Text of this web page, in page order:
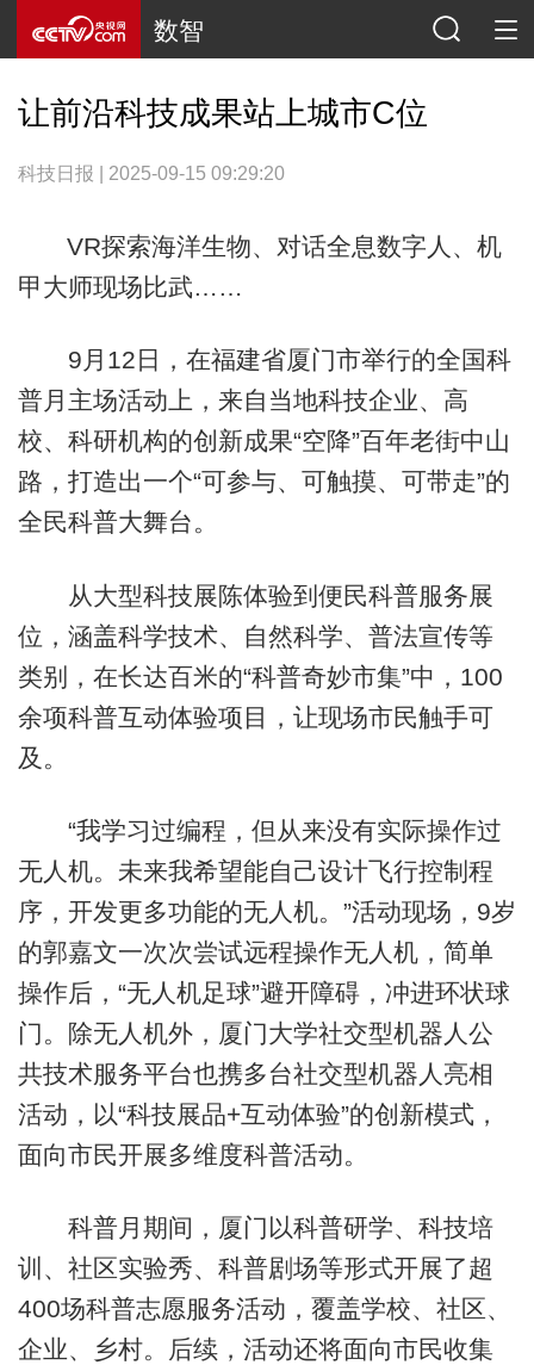
数智
让前沿科技成果站上城市C位
科技日报 | 2025-09-15 09:29:20
VR探索海洋生物、对话全息数字人、机
甲大师现场比武……
9月12日，在福建省厦门市举行的全国科
普月主场活动上，来自当地科技企业、高
校、科研机构的创新成果“空降”百年老街中山
路，打造出一个“可参与、可触摸、可带走”的
全民科普大舞台。
从大型科技展陈体验到便民科普服务展
位，涵盖科学技术、自然科学、普法宣传等
类别，在长达百米的“科普奇妙市集”中，100
余项科普互动体验项目，让现场市民触手可
及。
“我学习过编程，但从来没有实际操作过
无人机。未来我希望能自己设计飞行控制程
序，开发更多功能的无人机。”活动现场，9岁
的郭嘉文一次次尝试远程操作无人机，简单
操作后，“无人机足球”避开障碍，冲进环状球
门。除无人机外，厦门大学社交型机器人公
共技术服务平台也携多台社交型机器人亮相
活动，以“科技展品+互动体验”的创新模式，
面向市民开展多维度科普活动。
科普月期间，厦门以科普研学、科技培
训、社区实验秀、科普剧场等形式开展了超
400场科普志愿服务活动，覆盖学校、社区、
企业、乡村。后续，活动还将面向市民收集